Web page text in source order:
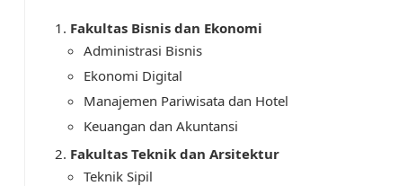
Fakultas Bisnis dan Ekonomi
Administrasi Bisnis
Ekonomi Digital
Manajemen Pariwisata dan Hotel
Keuangan dan Akuntansi
Fakultas Teknik dan Arsitektur
Teknik Sipil